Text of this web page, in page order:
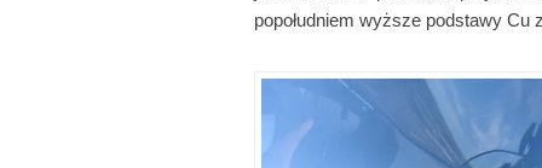
popołudniem wyższe podstawy